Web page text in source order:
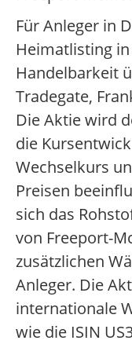
Für Anleger in
Heimatlisting
Handelbarkeit
Tradegate,
Die Aktie wird
die
Wechselkurs
Preisen
sich das
von Freeport-
zusätzlichen
Anleger. Die
internationale
wie die ISIN